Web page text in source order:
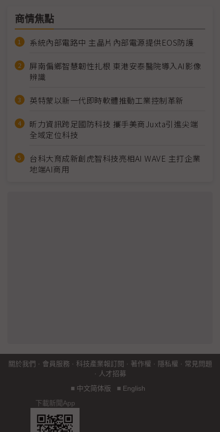
商情焦點
系統內部電路中 主晶片內部電源提供EOS防護
屏南偏鄉智慧韌性扎根 東港安泰醫院導入AI影像
辨識
英特蒙以新一代即時軟體推動工業控制革新
昕力資訊跨足國防科技 攜手美商Juxta引進尖端
全域定位科技
台科大育成新創虎智科技亮相AI WAVE 主打企業
地端AI商用
關於我們 · 會員服務 · 科技產業報訂閱 · 著作權 · 隱私權 · 常見問題
· 人才招募
■ 中文简体版 ■ English
下載新聞App